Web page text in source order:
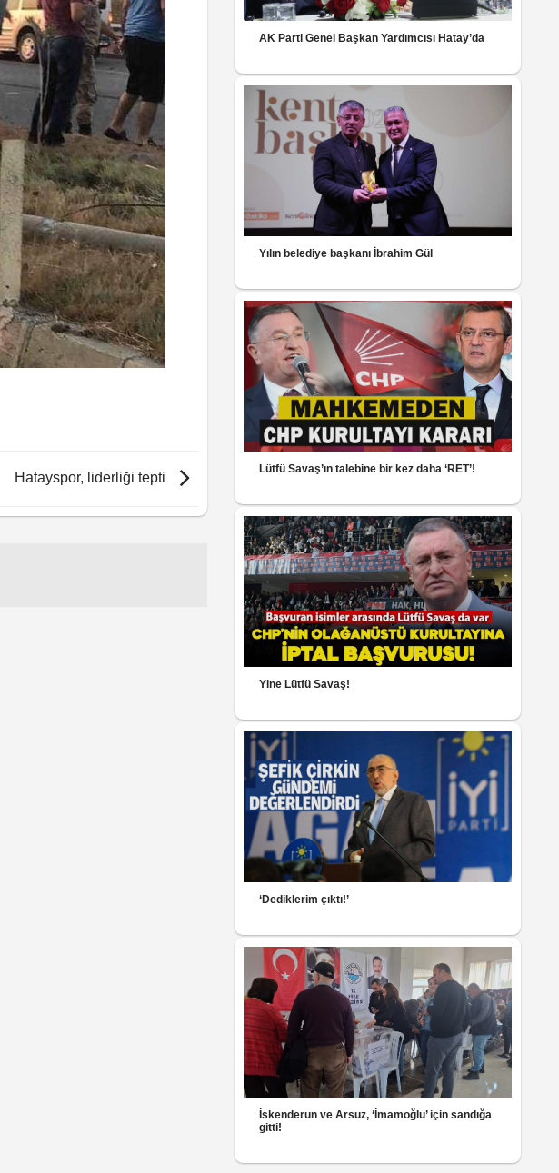
Hatayspor, liderliği tepti
AK Parti Genel Başkan Yardımcısı Hatay’da
Yılın belediye başkanı İbrahim Gül
Lütfü Savaş’ın talebine bir kez daha ‘RET’!
Yine Lütfü Savaş!
‘Dediklerim çıktı!’
İskenderun ve Arsuz, ‘İmamoğlu’ için sandığa
gitti!